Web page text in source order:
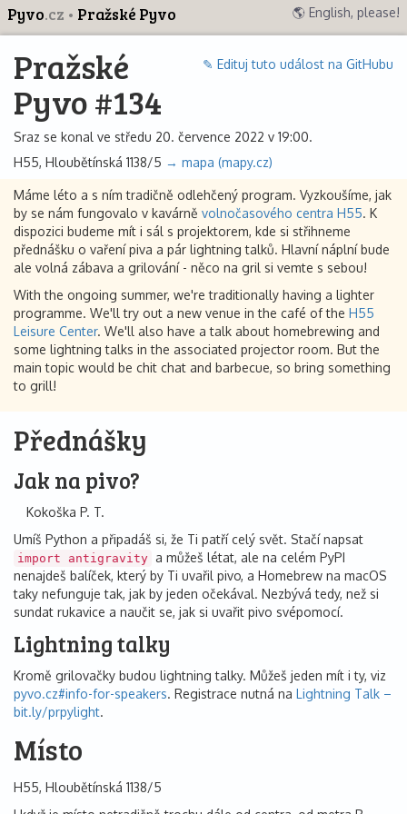
Pyvo.cz Pražské Pyvo 🌎 English, please!
✎ Edituj tuto událost na GitHubu
Pražské
Pyvo #134
Sraz se konal ve středu 20. července 2022 v 19:00.
H55, Hloubětínská 1138/5 → mapa (mapy.cz)
Máme léto a s ním tradičně odlehčený program. Vyzkoušíme, jak
by se nám fungovalo v kavárně volnočasového centra H55. K
dispozici budeme mít i sál s projektorem, kde si střihneme
přednášku o vaření piva a pár lightning talků. Hlavní náplní bude
ale volná zábava a grilování - něco na gril si vemte s sebou!
With the ongoing summer, we're traditionally having a lighter
programme. We'll try out a new venue in the café of the H55
Leisure Center. We'll also have a talk about homebrewing and
some lightning talks in the associated projector room. But the
main topic would be chit chat and barbecue, so bring something
to grill!
Přednášky
Jak na pivo?
Kokoška P. T.
Umíš Python a připadáš si, že Ti patří celý svět. Stačí napsat
import antigravity a můžeš létat, ale na celém PyPI
nenajdeš balíček, který by Ti uvařil pivo, a Homebrew na macOS
taky nefunguje tak, jak by jeden očekával. Nezbývá tedy, než si
sundat rukavice a naučit se, jak si uvařit pivo svépomocí.
Lightning talky
Kromě grilovačky budou lightning talky. Můžeš jeden mít i ty, viz
pyvo.cz#info-for-speakers. Registrace nutná na Lightning Talk –
bit.ly/prpylight.
Místo
H55, Hloubětínská 1138/5